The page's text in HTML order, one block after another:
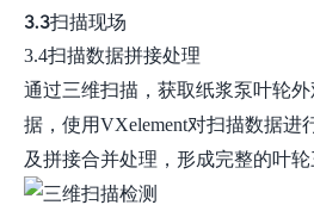
3.3扫描现场
3.4扫描数据拼接处理
通过三维扫描，获取纸浆泵叶轮
据，使用VXelement对扫描数据进
及拼接合并处理，形成完整的叶轮